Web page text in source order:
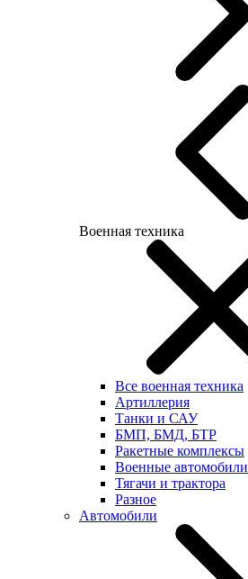
Военная техника
Все военная техника
Артиллерия
Танки и САУ
БМП, БМД, БТР
Ракетные комплексы
Военные автомобили
Тягачи и трактора
Разное
Автомобили